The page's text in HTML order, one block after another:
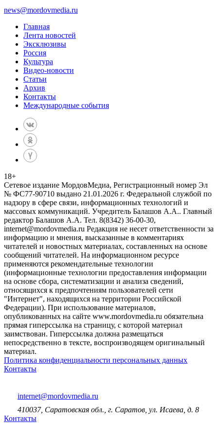
news@mordovmedia.ru
Главная
Лента новостей
Эксклюзивы
Россия
Культура
Видео-новости
Статьи
Архив
Контакты
Международные события
18+
Сетевое издание МордовМедиа, Регистрационный номер Эл
№ ФС77-90710 выдано 21.01.2026 г. Федеральной службой по
надзору в сфере связи, информационных технологий и
массовых коммуникаций. Учредитель Балашов А.А.. Главный
редактор Балашов А.А. Тел. 8(8342) 36-00-30,
internet@mordovmedia.ru Редакция не несет ответственности за
информацию и мнения, высказанные в комментариях
читателей и новостных материалах, составленных на основе
сообщений читателей. На информационном ресурсе
применяются рекомендательные технологии
(информационные технологии предоставления информации
на основе сбора, систематизации и анализа сведений,
относящихся к предпочтениям пользователей сети
"Интернет", находящихся на территории Российской
Федерации). При использование материалов,
опубликованных на сайте www.mordovmedia.ru обязательна
прямая гиперссылка на страницу, с которой материал
заимствован. Гиперссылка должна размещаться
непосредственно в тексте, воспроизводящем оригинальный
материал.
Политика конфиденциальности персональных данных
Контакты
internet@mordovmedia.ru
410037, Саратовская обл., г. Саратов, ул. Исаева, д. 8
Контакты